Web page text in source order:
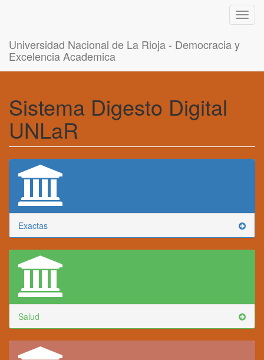
Universidad Nacional de La Rioja - Democracia y
Excelencia Academica
Sistema Digesto Digital
UNLaR
Exactas
Salud